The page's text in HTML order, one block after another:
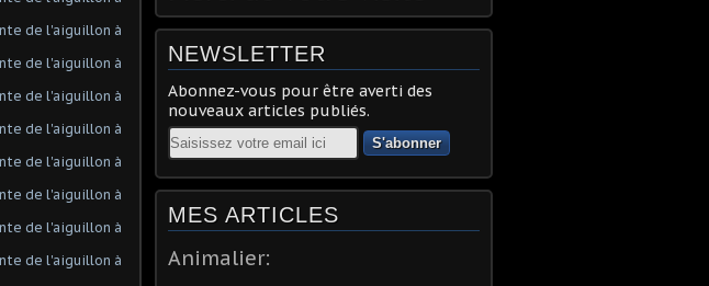
NEWSLETTER
Abonnez-vous pour être averti des
nouveaux articles publiés.
Email
MES ARTICLES
Animalier: